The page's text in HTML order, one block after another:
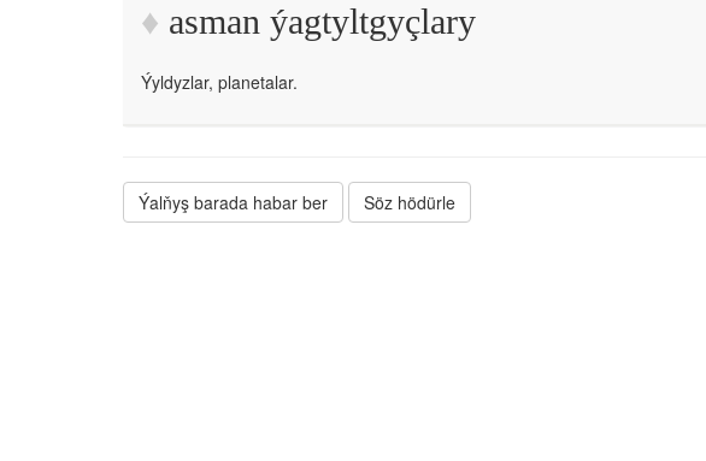
asman ýagtyltgyçlary
Ýyldyzlar, planetalar.
Ýalňyş barada habar ber Söz hödürle